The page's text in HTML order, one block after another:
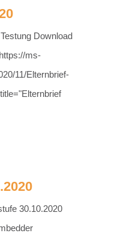
Download
ms-
11/Elternbrief-
30.10.2020